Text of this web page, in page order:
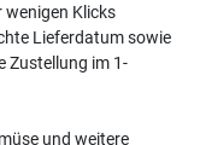
wenigen Klicks
Lieferdatum sowie
Zustellung im 1-
und weitere